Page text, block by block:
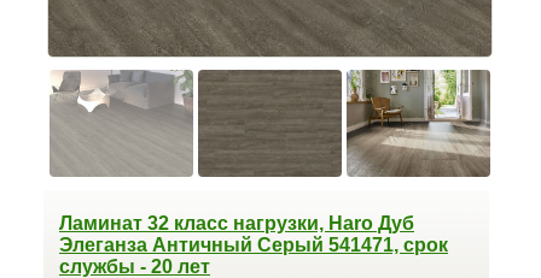
Ламинат 32 класс нагрузки, Haro Дуб
Элеганза Античный Серый 541471, срок
службы - 20 лет